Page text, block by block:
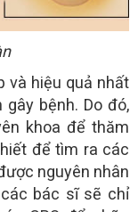
và hiệu quả nhất
bệnh. Do đó,
khoa để thăm
để tìm ra các
nguyên nhân
bác sĩ sẽ chỉ